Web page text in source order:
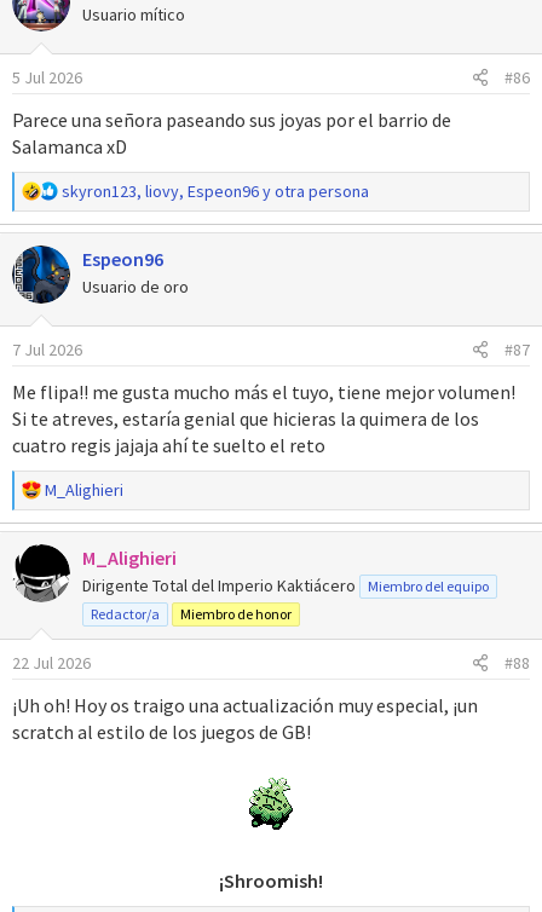
c
i
o
n
s
:
Usuario mítico
5 Jul 2026 #86
Parece una señora paseando sus joyas por el barrio de
Salamanca xD
R
e
a
c
c
o
n
s
:
skyron123, liovy, Espeon96y otra persona
Espeon96
Usuario de oro
7 Jul 2026 #87
Me flipa!! me gusta mucho más el tuyo, tiene mejor volumen!
Si te atreves, estaría genial que hicieras la quimera de los
cuatro regis jajaja ahí te suelto el reto
R
e
a
c
i
e
:
M_Alighieri
M_Alighieri
Dirigente Total del Imperio Kaktiácero
Miembro del equipo
Redactor/a
Miembro de honor
22 Jul 2026 #88
¡Uh oh! Hoy os traigo una actualización muy especial, ¡un
scratch al estilo de los juegos de GB!
¡Shroomish!